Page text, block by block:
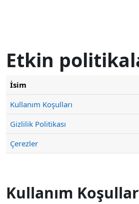
Etkin
İsim
Kullanım Koşulları
Gizlilik Politikası
Çerezler
Kullanım